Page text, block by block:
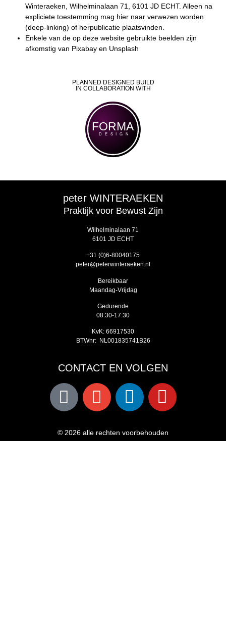
Winteraeken, Wilhelminalaan 71, 6101 JD ECHT. Alleen na
expliciete toestemming mag hier naar verwezen worden
(deep-linking) of herpublicatie plaatsvinden.
Enkele van de op deze website gebruikte beelden zijn
afkomstig van Pixabay en Unsplash
PLANNED DESIGNED BUILD
IN COLLABORATION WITH
FORMA
DESIGN
peter WINTERAEKEN
Praktijk voor Bewust Zijn
Wilhelminalaan 71
6101 JD ECHT
‭+31 (0)6-80040175‬
peter@peterwinteraeken.nl
Bereikbaar
Maandag-Vrijdag
Gedurende
08:30-17:30
KvK: 66917530
BTWnr: NL001835741B26
CONTACT EN VOLGEN
© 2026 alle rechten voorbehouden